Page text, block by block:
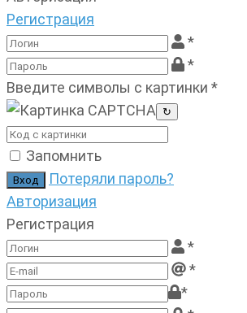
Регистрация
*
*
Введите символы с картинки *
↻
Запомнить
Потеряли пароль?
Авторизация
Регистрация
*
*
*